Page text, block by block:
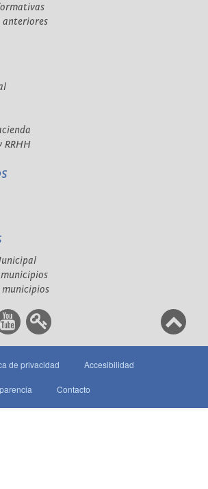
anteriores
RRHH
de privacidad Accesibilidad
Contacto